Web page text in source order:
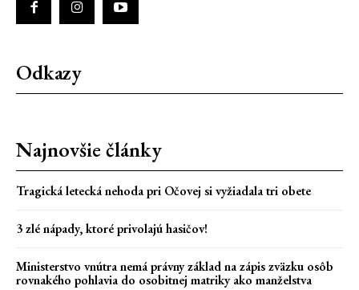
Odkazy
Najnovšie články
Tragická letecká nehoda pri Očovej si vyžiadala tri obete
3 zlé nápady, ktoré privolajú hasičov!
Ministerstvo vnútra nemá právny základ na zápis zväzku osôb
rovnakého pohlavia do osobitnej matriky ako manželstva